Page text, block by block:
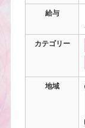
給与
カテゴリー
地域